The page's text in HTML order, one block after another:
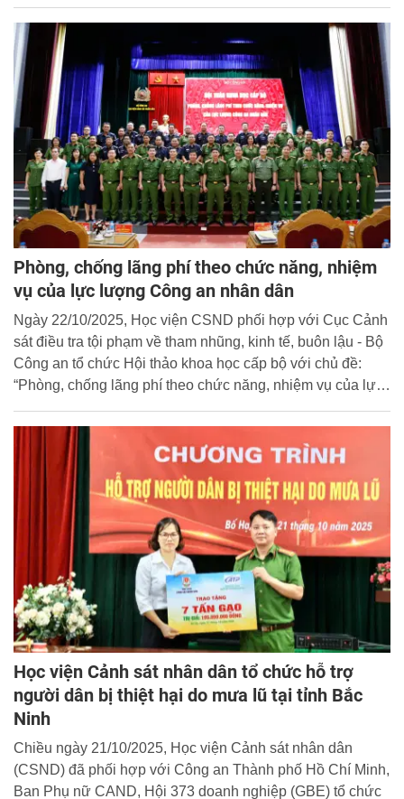
trao tặng là 1 tỷ 645 triệu đồng.
Phòng, chống lãng phí theo chức năng, nhiệm
vụ của lực lượng Công an nhân dân
Ngày 22/10/2025, Học viện CSND phối hợp với Cục Cảnh
sát điều tra tội phạm về tham nhũng, kinh tế, buôn lậu - Bộ
Công an tổ chức Hội thảo khoa học cấp bộ với chủ đề:
“Phòng, chống lãng phí theo chức năng, nhiệm vụ của lực
lượng Công an nhân dân”. Trung tướng, NGƯT, GS.TS.
Trần Minh Hưởng, Giám đốc Học viện CSND dự và phát
biểu khai mạc Hội thảo.
Học viện Cảnh sát nhân dân tổ chức hỗ trợ
người dân bị thiệt hại do mưa lũ tại tỉnh Bắc
Ninh
Chiều ngày 21/10/2025, Học viện Cảnh sát nhân dân
(CSND) đã phối hợp với Công an Thành phố Hồ Chí Minh,
Ban Phụ nữ CAND, Hội 373 doanh nghiệp (GBE) tổ chức